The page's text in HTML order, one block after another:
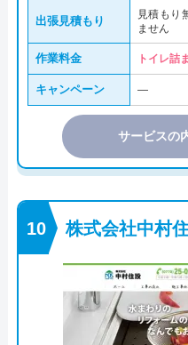
出張見積もり
見積もり
ません
作業料金 トイレ詰
キャンペーン ―
サービスの
株式会社中村